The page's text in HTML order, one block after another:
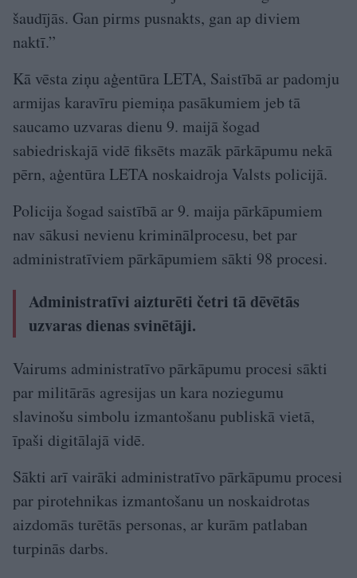
šaudījās. Gan pirms pusnakts, gan ap diviem
naktī.”
Kā vēsta ziņu aģentūra LETA, Saistībā ar padomju
armijas karavīru piemiņa pasākumiem jeb tā
saucamo uzvaras dienu 9. maijā šogad
sabiedriskajā vidē fiksēts mazāk pārkāpumu nekā
pērn, aģentūra LETA noskaidroja Valsts policijā.
Policija šogad saistībā ar 9. maija pārkāpumiem
nav sākusi nevienu kriminālprocesu, bet par
administratīviem pārkāpumiem sākti 98 procesi.
Administratīvi aizturēti četri tā dēvētās
uzvaras dienas svinētāji.
Vairums administratīvo pārkāpumu procesi sākti
par militārās agresijas un kara noziegumu
slavinošu simbolu izmantošanu publiskā vietā,
īpaši digitālajā vidē.
Sākti arī vairāki administratīvo pārkāpumu procesi
par pirotehnikas izmantošanu un noskaidrotas
aizdomās turētās personas, ar kurām patlaban
turpinās darbs.